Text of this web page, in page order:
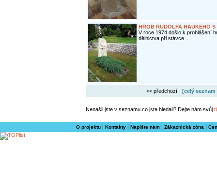
HROB RUDOLFA HAUKEHO
V roce 1974 došlo k prohlášení
dělnictva při stávce ...
<< předchozí [celý seznam
Nenašli jste v seznamu co jste hledali? Dejte nám svůj
O projektu| Kontakty| Napište nám| Zákaznická zóna |